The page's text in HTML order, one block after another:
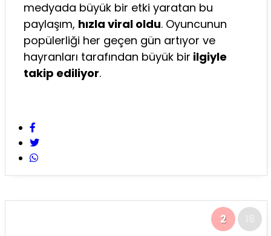
medyada büyük bir etki yaratan bu
paylaşım, hızla viral oldu. Oyuncunun
popülerliği her geçen gün artıyor ve
hayranları tarafından büyük bir ilgiyle
takip ediliyor.
2